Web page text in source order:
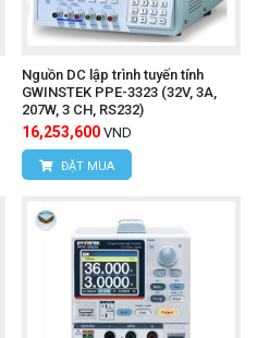
Nguồn DC lập trình tuyến tính
GWINSTEK PPE-3323 (32V, 3A,
207W, 3 CH, RS232)
16,253,600 VND
ĐẶT MUA